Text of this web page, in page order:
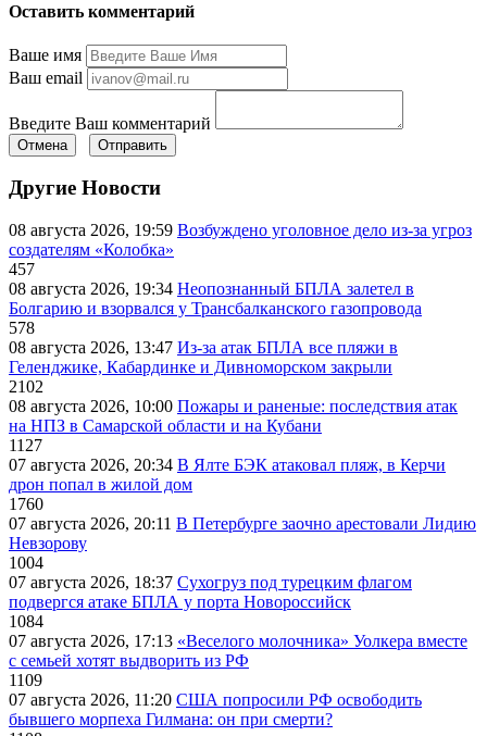
Оставить комментарий
Ваше имя
Ваш email
Введите Ваш комментарий
Отмена Отправить
Другие Новости
08 августа 2026, 19:59 Возбуждено уголовное дело из-за угроз
создателям «Колобка»
457
08 августа 2026, 19:34 Неопознанный БПЛА залетел в
Болгарию и взорвался у Трансбалканского газопровода
578
08 августа 2026, 13:47 Из-за атак БПЛА все пляжи в
Геленджике, Кабардинке и Дивноморском закрыли
2102
08 августа 2026, 10:00 Пожары и раненые: последствия атак
на НПЗ в Самарской области и на Кубани
1127
07 августа 2026, 20:34 В Ялте БЭК атаковал пляж, в Керчи
дрон попал в жилой дом
1760
07 августа 2026, 20:11 В Петербурге заочно арестовали Лидию
Невзорову
1004
07 августа 2026, 18:37 Сухогруз под турецким флагом
подвергся атаке БПЛА у порта Новороссийск
1084
07 августа 2026, 17:13 «Веселого молочника» Уолкера вместе
с семьей хотят выдворить из РФ
1109
07 августа 2026, 11:20 США попросили РФ освободить
бывшего морпеха Гилмана: он при смерти?